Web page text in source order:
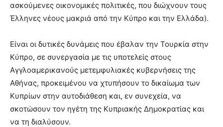
ασκούμενες οικονομικές πολιτικές, που διώχνουν τους
Έλληνες νέους μακριά από την Κύπρο και την Ελλάδα).
Είναι οι δυτικές δυνάμεις που έβαλαν την Τουρκία στην
Κύπρο, σε συνεργασία με τις υποτελείς στους
Αγγλοαμερικανούς μετεμφυλιακές κυβερνήσεις της
Αθήνας, προκειμένου να χτυπήσουν το δικαίωμα των
Κυπρίων στην αυτοδιάθεση και, εν συνεχεία, να
σκοτώσουν τον ηγέτη της Κυπριακής Δημοκρατίας και
να τη διαλύσουν.